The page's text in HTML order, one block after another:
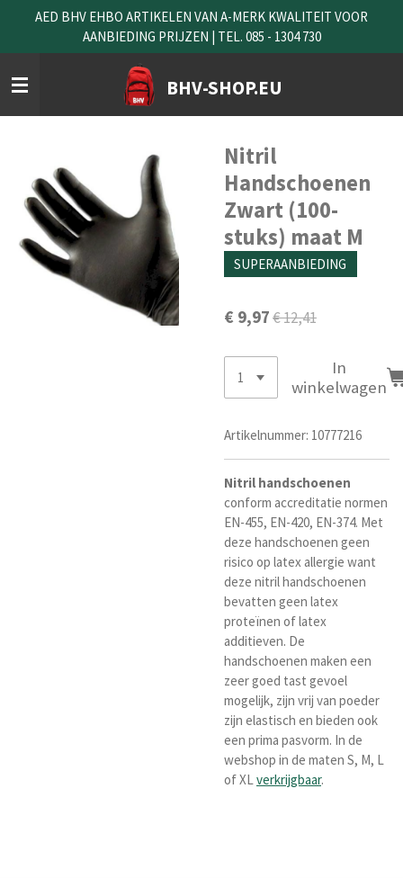
naar
de
hoofdinhoud
BHV-SHOP.EU
AED BHV EHBO ARTIKELEN VAN A-MERK KWALITEIT VOOR
AANBIEDING PRIJZEN | TEL. 085 - 1304 730
Nitril
Handschoenen
Zwart (100-
stuks) maat M
SUPERAANBIEDING
€ 9,97€ 12,41
In
winkelwagen
Artikelnummer: 10777216
Nitril handschoenen
conform accreditatie normen
EN-455, EN-420, EN-374. Met
deze handschoenen geen
risico op latex allergie want
deze nitril handschoenen
bevatten geen latex
proteïnen of latex
additieven. De
handschoenen maken een
zeer goed tast gevoel
mogelijk, zijn vrij van poeder
zijn elastisch en bieden ook
een prima pasvorm. In de
webshop in de maten S, M, L
of XLverkrijgbaar.